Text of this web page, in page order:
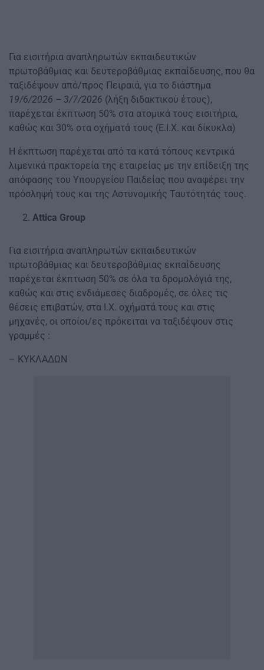
Για εισιτήρια αναπληρωτών εκπαιδευτικών
πρωτοβάθμιας και δευτεροβάθμιας εκπαίδευσης, που θα
ταξιδέψουν από/προς Πειραιά, για το διάστημα
19/6/2026 – 3/7/2026 (λήξη διδακτικού έτους),
παρέχεται έκπτωση 50% στα ατομικά τους εισιτήρια,
καθώς και 30% στα οχήματά τους (Ε.Ι.Χ. και δίκυκλα)
Η έκπτωση παρέχεται από τα κατά τόπους κεντρικά
λιμενικά πρακτορεία της εταιρείας με την επίδειξη της
απόφασης του Υπουργείου Παιδείας που αναφέρει την
πρόσληψή τους και της Αστυνομικής Ταυτότητάς τους.
Attica Group
Για εισιτήρια αναπληρωτών εκπαιδευτικών
πρωτοβάθμιας και δευτεροβάθμιας εκπαίδευσης
παρέχεται έκπτωση 50% σε όλα τα δρομολόγιά της,
καθώς και στις ενδιάμεσες διαδρομές, σε όλες τις
θέσεις επιβατών, στα Ι.Χ. οχήματά τους και στις
μηχανές, οι οποίοι/ες πρόκειται να ταξιδέψουν στις
γραμμές :
– ΚΥΚΛΑΔΩΝ